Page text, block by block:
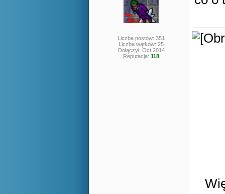
Liczba postów: 351
Liczba wątków: 25
Dołączył: Oct 2014
Reputacja: 118